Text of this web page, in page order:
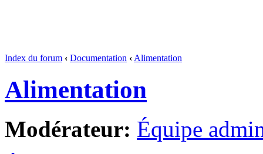
Index du forum ‹ Documentation ‹ Alimentation
Alimentation
Modérateur: Équipe